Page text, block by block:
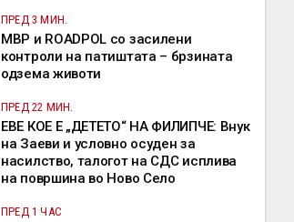
ПРЕД 3 МИН.
МВР и ROADPOL со засилени
контроли на патиштата – брзината
одзема животи
ПРЕД 22 МИН.
ЕВЕ КОЕ Е „ДЕТЕТО“ НА ФИЛИПЧЕ: Внук
на Заеви и условно осуден за
насилство, талогот на СДС исплива
на површина во Ново Село
ПРЕД 1 ЧАС